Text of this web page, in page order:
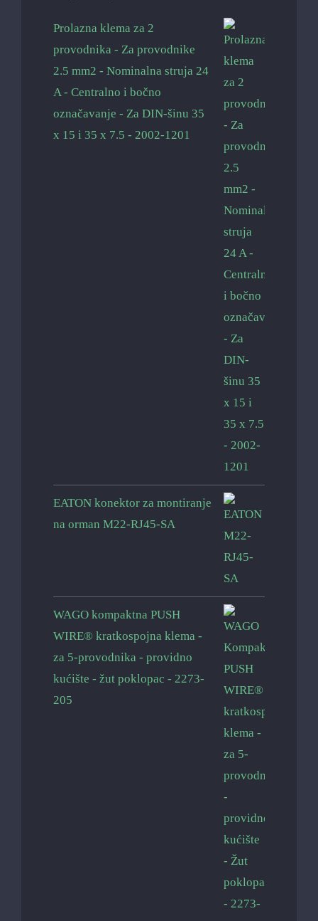
Prolazna klema za 2
provodnika - Za provodnike
2.5 mm2 - Nominalna struja 24
A - Centralno i bočno
označavanje - Za DIN-šinu 35
x 15 i 35 x 7.5 - 2002-1201
EATON konektor za montiranje
na orman M22-RJ45-SA
WAGO kompaktna PUSH
WIRE® kratkospojna klema -
za 5-provodnika - providno
kućište - žut poklopac - 2273-
205